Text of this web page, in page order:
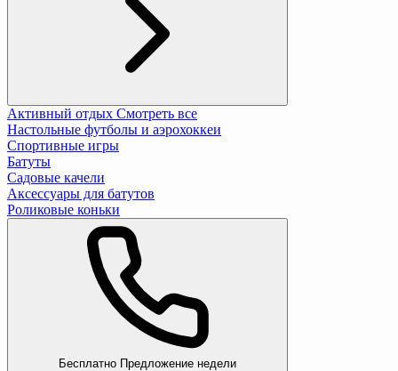
Активный отдых Смотреть все
Настольные футболы и аэрохоккеи
Спортивные игры
Батуты
Садовые качели
Аксессуары для батутов
Роликовые коньки
Бесплатно Предложение недели